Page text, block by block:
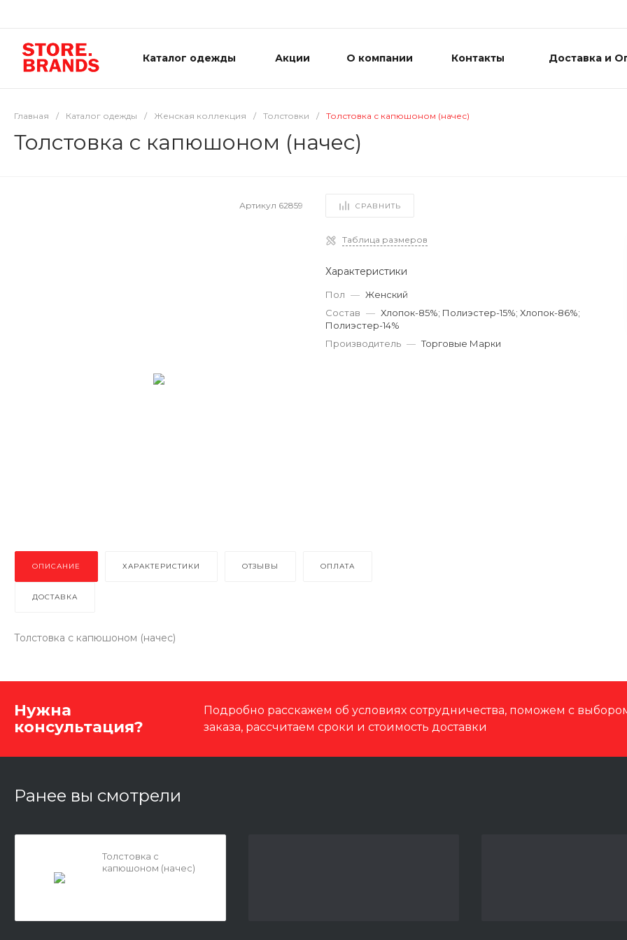
Каталог одежды Акции О компании Контакты Доставка и
Главная / Каталог одежды / Женская коллекция / Толстовки / Толстовка с капюшоном (начес)
Толстовка с капюшоном (начес)
Артикул 62859 СРАВНИТЬ
Таблица размеров
Характеристики
Пол — Женский
Состав — Хлопок-85%; Полиэстер-15%; Хлопок-86%;
Полиэстер-14%
Производитель — Торговые Марки
ОПИСАНИЕ ХАРАКТЕРИСТИКИ ОТЗЫВЫ ОПЛАТА
ДОСТАВКА
Толстовка с капюшоном (начес)
Нужна
консультация?
Подробно расскажем об условиях сотрудничества, поможем с
заказа, рассчитаем сроки и стоимость доставки
Ранее вы смотрели
Толстовка с
капюшоном (начес)